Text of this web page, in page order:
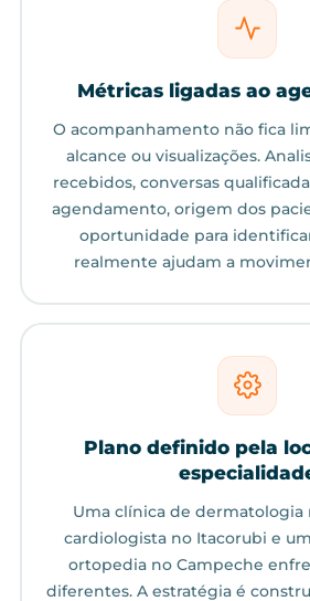
Métricas ligadas ao
O acompanhamento não fica
alcance ou visualizações.
recebidos, conversas
agendamento, origem dos
oportunidade para
realmente ajudam a
Plano definido pela
Uma clínica de dermatologia
cardiologista no Itacorubi e
ortopedia no Campeche
diferentes. A estratégia é